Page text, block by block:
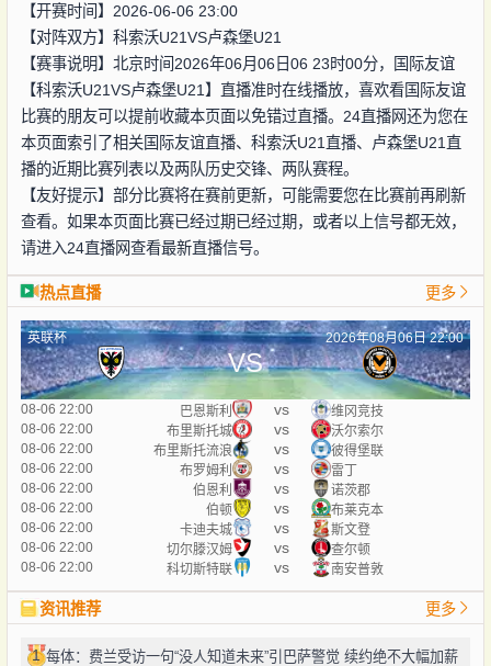
【开赛时间】2026-06-06 23:00
【对阵双方】 科索沃U21VS卢森堡U21
【赛事说明】北京时间2026年06月06日06 23时00分，国际友谊
【科索沃U21VS卢森堡U21】直播准时在线播放，喜欢看国际友谊
比赛的朋友可以提前收藏本页面以免错过直播。24直播网还为您在
本页面索引了相关国际友谊直播、科索沃U21直播、卢森堡U21直
播的近期比赛列表以及两队历史交锋、两队赛程。
【友好提示】部分比赛将在赛前更新，可能需要您在比赛前再刷新
查看。如果本页面比赛已经过期已经过期，或者以上信号都无效，
请进入24直播网查看最新直播信号。
热点直播 更多
英联杯 2026年08月06日 22:00
VS
08-06 22:00 巴恩斯利 vs
维冈竞技
08-06 22:00
布里斯托城 vs
沃尔索尔
08-06 22:00
布里斯托流浪 vs
彼得堡联
08-06 22:00
布罗姆利 vs
雷丁
08-06 22:00
伯恩利 vs
诺茨郡
08-06 22:00
伯顿 vs
布莱克本
08-06 22:00
卡迪夫城 vs
斯文登
08-06 22:00
切尔滕汉姆 vs
查尔顿
08-06 22:00
科切斯特联 vs 南安普敦
资讯推荐 更多
1 每体：费兰受访一句“没人知道未来”引巴萨警觉 续约绝不大幅加薪